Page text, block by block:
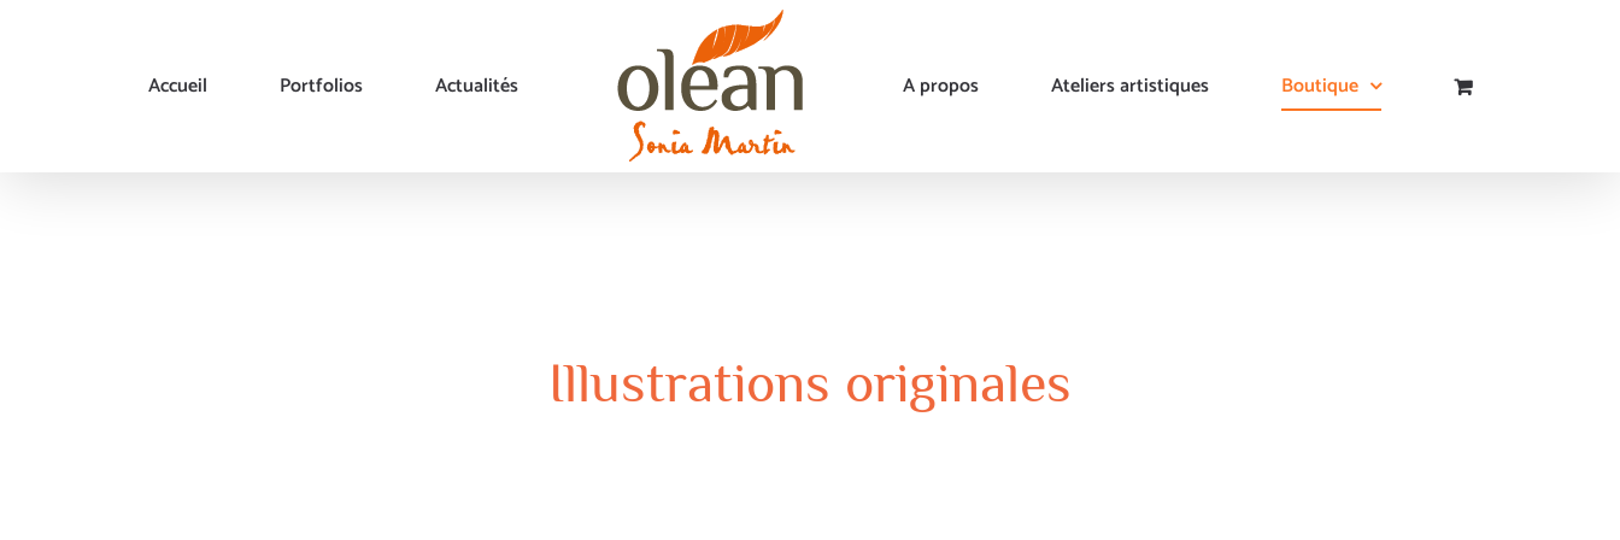
Accueil Portfolios Actualités A propos Ateliers artistiques Boutique
Illustrations originales